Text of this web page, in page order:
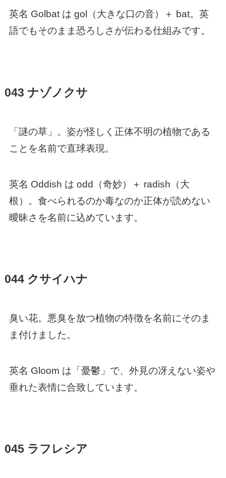
英名 Golbat は gol（大きな口の音）＋ bat。英
語でもそのまま恐ろしさが伝わる仕組みです。
043 ナゾノクサ
「謎の草」。姿が怪しく正体不明の植物である
ことを名前で直球表現。
英名 Oddish は odd（奇妙）＋ radish（大
根）。食べられるのか毒なのか正体が読めない
曖昧さを名前に込めています。
044 クサイハナ
臭い花。悪臭を放つ植物の特徴を名前にそのま
ま付けました。
英名 Gloom は「憂鬱」で、外見の冴えない姿や
垂れた表情に合致しています。
045 ラフレシア